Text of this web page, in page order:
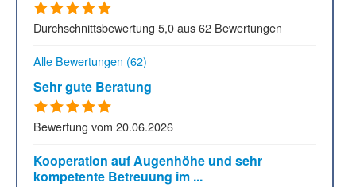
Durchschnittsbewertung 5,0 aus 62 Bewertungen
Alle Bewertungen (62)
Sehr gute Beratung
Bewertung vom 20.06.2026
Kooperation auf Augenhöhe und sehr
kompetente Betreuung im ...